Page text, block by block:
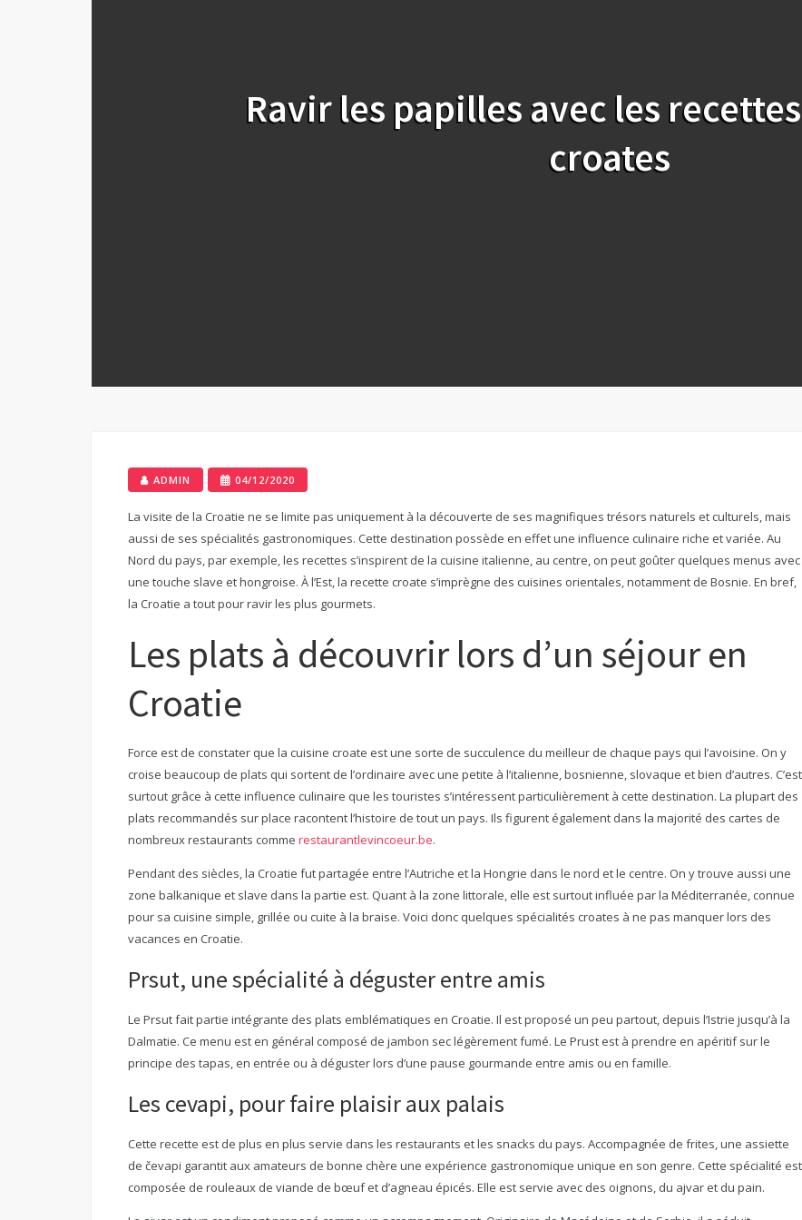
Ravir les papilles avec les
croates
ADMIN 04/12/2020
La visite de la Croatie ne se limite pas uniquement à la découverte de ses magnifiques trésors naturels et culturels, mais
aussi de ses spécialités gastronomiques. Cette destination possède en effet une influence culinaire riche et variée. Au
Nord du pays, par exemple, les recettes s’inspirent de la cuisine italienne, au centre, on peut goûter quelques menus avec
une touche slave et hongroise. À l’Est, la recette croate s’imprègne des cuisines orientales, notamment de Bosnie. En bref,
la Croatie a tout pour ravir les plus gourmets.
Les plats à découvrir lors d’un séjour en
Croatie
Force est de constater que la cuisine croate est une sorte de succulence du meilleur de chaque pays qui l’avoisine. On y
croise beaucoup de plats qui sortent de l’ordinaire avec une petite à l’italienne, bosnienne, slovaque et bien d’autres. C’est
surtout grâce à cette influence culinaire que les touristes s’intéressent particulièrement à cette destination. La plupart des
plats recommandés sur place racontent l’histoire de tout un pays. Ils figurent également dans la majorité des cartes de
nombreux restaurants comme restaurantlevincoeur.be.
Pendant des siècles, la Croatie fut partagée entre l’Autriche et la Hongrie dans le nord et le centre. On y trouve aussi une
zone balkanique et slave dans la partie est. Quant à la zone littorale, elle est surtout influée par la Méditerranée, connue
pour sa cuisine simple, grillée ou cuite à la braise. Voici donc quelques spécialités croates à ne pas manquer lors des
vacances en Croatie.
Prsut, une spécialité à déguster entre amis
Le Prsut fait partie intégrante des plats emblématiques en Croatie. Il est proposé un peu partout, depuis l’Istrie jusqu’à la
Dalmatie. Ce menu est en général composé de jambon sec légèrement fumé. Le Prust est à prendre en apéritif sur le
principe des tapas, en entrée ou à déguster lors d’une pause gourmande entre amis ou en famille.
Les cevapi, pour faire plaisir aux palais
Cette recette est de plus en plus servie dans les restaurants et les snacks du pays. Accompagnée de frites, une assiette
de čevapi garantit aux amateurs de bonne chère une expérience gastronomique unique en son genre. Cette spécialité est
composée de rouleaux de viande de bœuf et d’agneau épicés. Elle est servie avec des oignons, du ajvar et du pain.